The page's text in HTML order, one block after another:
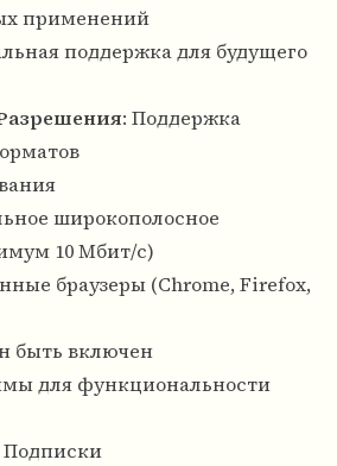
применений
поддержка для будущего
: Поддержка
широкополосное
10 Мбит/с)
браузеры (Chrome, Firefox,
быть включен
для функциональности